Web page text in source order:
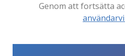
Genom att fortsätta